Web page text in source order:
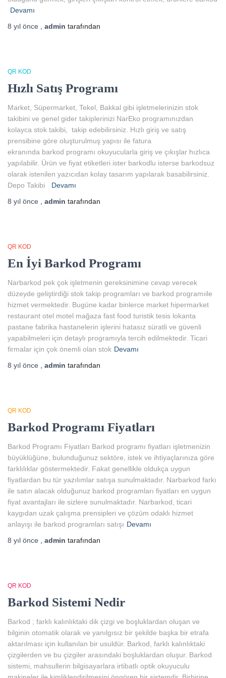
Devamı
8 yıl önce admin tarafından
QR KOD
Hızlı Satış Programı
Market, Süpermarket, Tekel, Bakkal gibi işletmelerinizin stok
takibini ve genel gider takiplerinizi NarEko programınızdan
kolayca stok takibi, takip edebilirsiniz. Hızlı giriş ve satış
prensibine göre oluşturulmuş yapısı ile fatura
ekranında barkod programı okuyucularla giriş ve çıkışlar hızlıca
yapılabilir. Ürün ve fiyat etiketleri ister barkodlu isterse barkodsuz
olarak istenilen yazıcıdan kolay tasarım yapılarak basabilirsiniz.
Depo Takibi
Devamı
8 yıl önce admin tarafından
QR KOD
En İyi Barkod Programı
Narbarkod pek çok işletmenin gereksinimine cevap verecek
düzeyde geliştirdiği stok takip programları ve barkod programıile
hizmet vermektedir. Bugüne kadar binlerce market hipermarket
restaurant otel motel mağaza fast food turistik tesis lokanta
pastane fabrika hastanelerin işlerini hatasız süratli ve güvenli
yapabilmeleri için detaylı programıyla tercih edilmektedir. Ticari
firmalar için çok önemli olan stok Devamı
8 yıl önce admin tarafından
QR KOD
Barkod Programı Fiyatları
Barkod Programı Fiyatları Barkod programı fiyatları işletmenizin
büyüklüğüne, bulunduğunuz sektöre, istek ve ihtiyaçlarınıza göre
farklılıklar göstermektedir. Fakat genellikle oldukça uygun
fiyatlardan bu tür yazılımlar satışa sunulmaktadır. Narbarkod farkı
ile satın alacak olduğunuz barkod programları fiyatları en uygun
fiyat avantajları ile sizlere sunulmaktadır. Narbarkod, ticari
kaygıdan uzak çalışma prensipleri ve çözüm odaklı hizmet
anlayışı ile barkod programları satışı Devamı
8 yıl önce admin tarafından
QR KOD
Barkod Sistemi Nedir
Barkod ; farklı kalınlıktaki dik çizgi ve boşluklardan oluşan ve
bilginin otomatik olarak ve yanılgısız bir şekilde başka bir etrafa
aktarılması için kullanılan bir usuldür. Barkod, farklı kalınlıktaki
çizgilerden ve bu çizgiler arasındaki boşluklardan oluşur. Barkod
sistemi, mahsullerin bilgisayarlara irtibatlı optik okuyuculu